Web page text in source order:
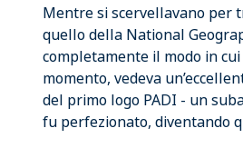
Mentre si scervellavano per
quello della National
completamente il modo in
momento, vedeva
del primo logo PADI - un
fu perfezionato, diventando